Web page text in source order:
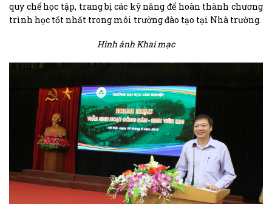
quy chế học tập, trang bị các kỹ năng để hoàn thành chương
trình học tốt nhất trong môi trường đào tạo tại Nhà trường.
Hình ảnh Khai mạc